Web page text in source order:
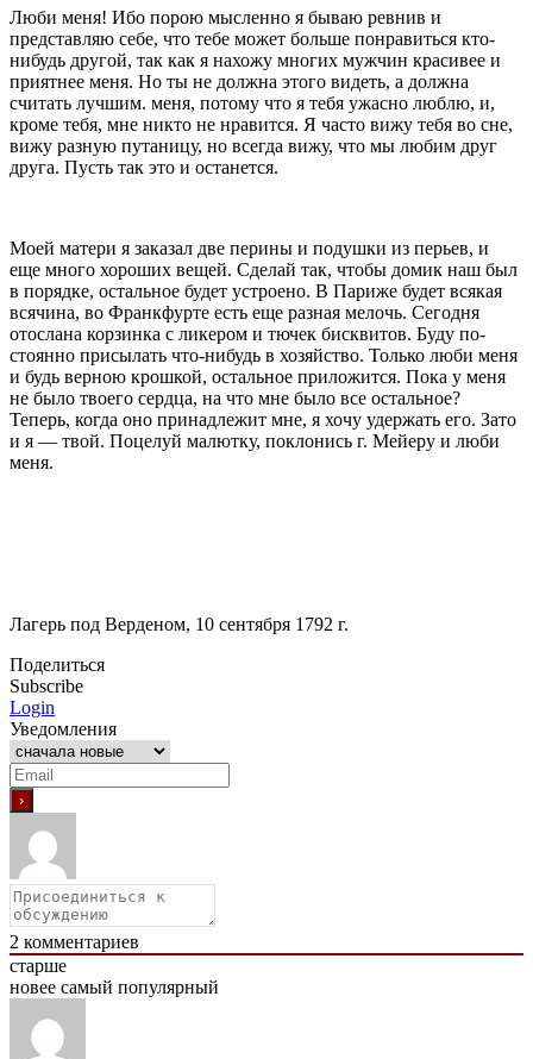
Люби меня! Ибо порою мысленно я бываю ревнив и
представляю себе, что тебе может больше понра­виться кто-
нибудь другой, так как я нахожу многих мужчин красивее и
приятнее меня. Но ты не должна этого видеть, а должна
считать лучшим. меня, потому что я тебя ужасно люблю, и,
кроме тебя, мне ни­кто не нравится. Я часто вижу тебя во сне,
вижу раз­ную путаницу, но всегда вижу, что мы любим друг
друга. Пусть так это и останется.
Моей матери я заказал две перины и подушки из перьев, и
еще много хороших вещей. Сделай так, чтобы домик наш был
в порядке, остальное бу­дет устроено. В Париже будет всякая
всячина, во Франкфурте есть еще разная мелочь. Сегодня
отослана корзинка с ликером и тючек бисквитов. Буду по­
стоянно присылать что-нибудь в хозяйство. Только люби меня
и будь верною крошкой, остальное прило­жится. Пока у меня
не было твоего сердца, на что мне было все остальное?
Теперь, когда оно принадлежит мне, я хочу удержать его. Зато
и я — твой. Поцелуй ма­лютку, поклонись г. Мейеру и люби
меня.
Лагерь под Верденом, 10 сентября 1792 г.
Поделиться
Subscribe
Login
Уведомления
2 комментариев
старше
новее самый популярный